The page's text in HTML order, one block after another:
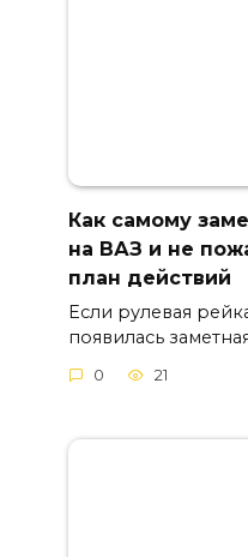
Как самому
на ВАЗ и не
план действий
Если рулевая
появилась
0 21